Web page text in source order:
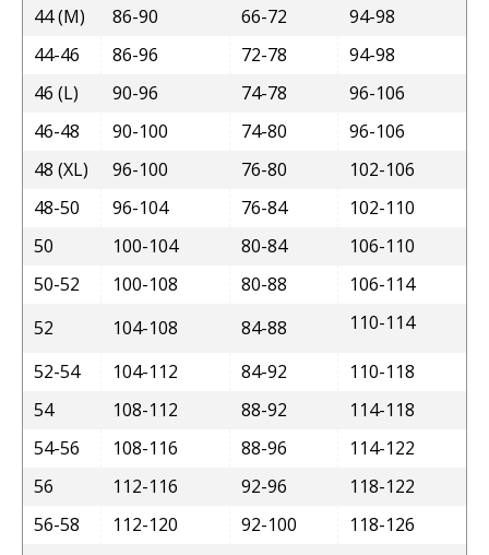
44 (M)
86-90 66-72
94-98
44-46
86-96 72-78
94-98
46 (L)
90-96 74-78
96-106
46-48
90-100 74-80
96-106
48 (XL)
96-100 76-80
102-106
48-50
96-104 76-84
102-110
50
100-104 80-84
106-110
50-52
100-108 80-88
106-114
52
104-108 84-88 110-114
52-54 104-112 84-92
110-118
54
108-112 88-92
114-118
54-56
108-116 88-96
114-122
56
112-116 92-96
118-122
56-58
112-120 92-100
118-126